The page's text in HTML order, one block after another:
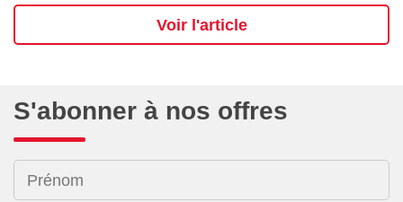
Voir l'article
S'abonner à nos offres
Prénom